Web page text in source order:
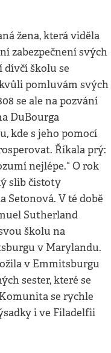
žena, která viděla
zabezpečnení svých
dívčí školu se
pomluvám svých
se ale na pozvání
DuBourga
kde s jeho pomocí
Říkala prý:
nejlépe.“ O rok
slib čistoty
Setonová. V té době
Sutherland
školu na
v Marylandu.
v Emmitsburgu
sester, které se
se rychle
i ve Filadelfii